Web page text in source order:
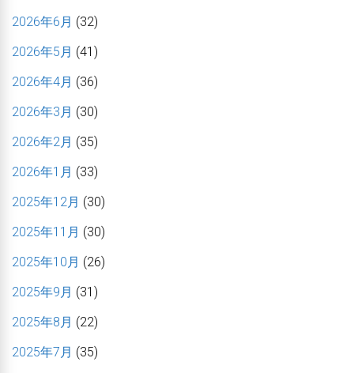
2026年6月 (32)
2026年5月 (41)
2026年4月 (36)
2026年3月 (30)
2026年2月 (35)
2026年1月 (33)
2025年12月 (30)
2025年11月 (30)
2025年10月 (26)
2025年9月 (31)
2025年8月 (22)
2025年7月 (35)